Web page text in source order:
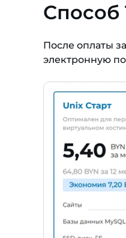
Способ
После оплаты
электронную